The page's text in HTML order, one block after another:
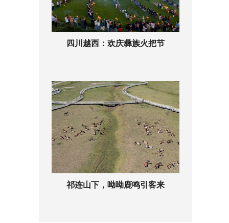
四川越西：欢庆彝族火把节
祁连山下，呦呦鹿鸣引客来